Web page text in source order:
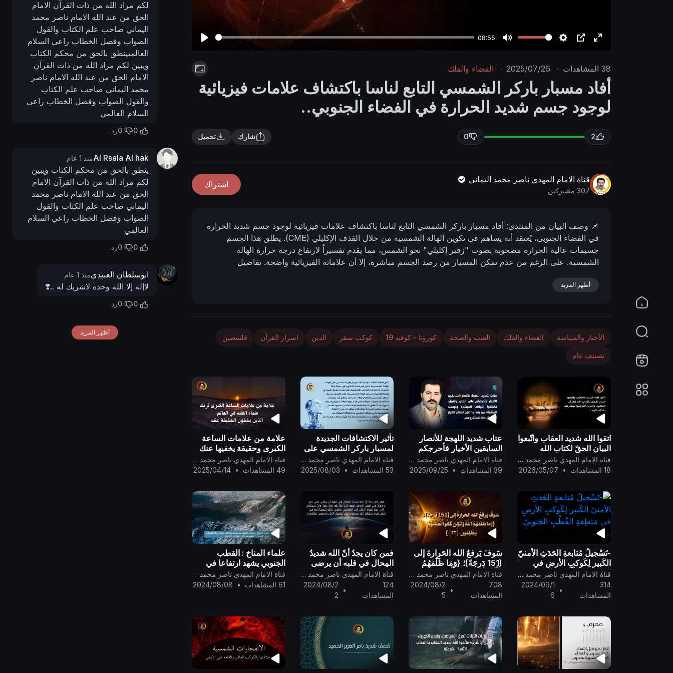
l
a
y
08:55
e
t
n
e
f
u
l
c
r
n
38 المشاهدات ·
2025/07/26
· الفضاء والفلك
أفاد مسبار باركر الشمسي التابع لناسا باكتشاف علامات فيزيائية
لوجود جسم شديد الحرارة في الفضاء الجنوبي..
2
0 شارك تحميل
قناة الامام المهدي ناصر محمد اليماني
307 مشتركين
اشتراك
📌 وصف البیان من المنتدى: أفاد مسبار باركر الشمسي التابع لناسا باكتشاف علامات فيزيائية لوجود جسم شديد الحرارة
في الفضاء الجنوبي، يُعتقد أنه يساهم في تكوين الهالة الشمسية من خلال القذف الإكليلي (CME). يطلق هذا الجسم
جسيمات عالية الحرارة مصحوبة بصوت "زفير إكليلي" نحو الشمس، مما يقدم تفسيراً لارتفاع درجة حرارة الهالة
الشمسية. على الرغم من عدم تمكن المسبار من رصد الجسم مباشرة، إلا أن علاماته الفيزيائية واضحة. تفاصيل
- 1447 هـ
01:06 مساءً 📌 رابط البيان من المنتدى: https://nasser-
أظهر المزيد
الأخبار والسياسة الفضاء والفلك الطب والصحة كورونا - كوفيد 19 كوكب سقر الدين اسرار القرآن فلسطين
تصنيف عام
اتقوا الله شديد العقاب واتّبعوا
البيان الحقّ لكتاب الله
القرآن العظيم، والذين
أعرضوا نبشّرهم بعذاب أليم
قناة الامام المهدي ناصر محمد اليماني
18 المشاهدات
•
2026/05/07
عتاب شديد اللهجة للأنصار
السابقين الأخيار فأحرجكم
على العام وأقول:فانتقوا
البيانات المبشرة وليست
قناة الامام المهدي ناصر محمد اليماني
39 المشاهدات
•
2025/09/25
تأثير الاكتشافات الجديدة
لمسبار باركر الشمسي على
فهمنا للهالة الشمسية..
قناة الامام المهدي ناصر محمد اليماني
53 المشاهدات
•
2025/08/03
علامة من علامات الساعة
الكبرى وحقيقة يخفيها عنك
علماء الفلك. فما هي؟! ..
قناة الامام المهدي ناصر محمد اليماني
49 المشاهدات
•
2025/04/14
-تَسْجيلُ مُتابعةِ الحَدَثِ الأمنيّ
الكَبير لِكَوكبِ الأرضِ في
مَنطِقةِ القُطْبِ الجَنوبيّ ..
قناة الامام المهدي ناصر محمد اليماني
314
المشاهدات
•
2024/09/1
6
سَوفَ يَرفعُ الله الحَرارةَ إلى
(151 دَرجَةً)؛ {وَمَا ظَلَمَهُمُ
اللَّهُ وَلَٰكِن كَانُوا أَنفُسَهُمْ
يَظْلِمُونَ ‎﴿٣٣﴾} [سورة
النحل] ..
قناة الامام المهدي ناصر محمد اليماني
708
المشاهدات
•
2024/08/2
5
فمن كان يجدُ أنّ الله شديدُ
المِحال في قلبه أن يرضى
حتى يحل الرضوانُ في نفس
الرحمن فهو أشدّ حبًّا لله
قناة الامام المهدي ناصر محمد اليماني
124
المشاهدات
•
2024/08/2
2
علماء المناخ : القطب
الجنوبي يشهد ارتفاعا في
درجات الحرارة فوق المعدل
الطبيعي خلال الفترات
قناة الامام المهدي ناصر محمد اليماني
61 المشاهدات
•
2024/08/08
لكم مراد الله من ذات القرآن الامام
الحق من عند الله الامام ناصر محمد
اليماني صاحب علم الكتاب والقول
الصواب وفصل الخطاب راعي السلام
العالميينطق بالحق من محكم الكتاب
ويبين لكم مراد الله من ذات القرآن
الامام الحق من عند الله الامام ناصر
محمد اليماني صاحب علم الكتاب
والقول الصواب وفصل الخطاب راعي
السلام العالمي
0
0رد
Al Rsala Al hakمنذ 1 عام
ينطق بالحق من محكم الكتاب ويبين
لكم مراد الله من ذات القرآن الامام
الحق من عند الله الامام ناصر محمد
اليماني صاحب علم الكتاب والقول
الصواب وفصل الخطاب راعي السلام
العالمي
0
0رد
ابوسلطان العبيديمنذ 1 عام
لاإله إلا الله وحده لاشريك له ..❣️
0
0رد
أظهر المزيد